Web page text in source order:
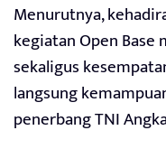
Menurutnya,
kegiatan Open
sekaligus
langsung
penerbang TNI